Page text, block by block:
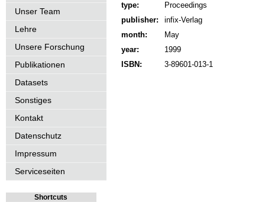
Unser Team
Lehre
Unsere Forschung
Publikationen
Datasets
Sonstiges
Kontakt
Datenschutz
Impressum
Serviceseiten
Shortcuts
type:
Proceedings
publisher:
infix-Verlag
month:
May
year:
1999
ISBN:
3-89601-013-1